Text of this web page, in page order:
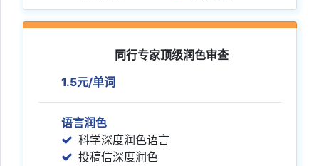
同行专家顶级润色审查
1.5元/单词
语言润色
科学深度润色语言
投稿信深度润色